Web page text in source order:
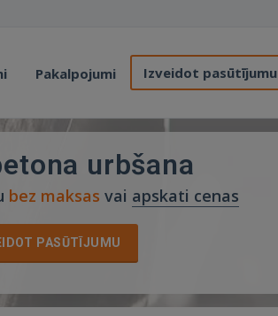
Pakalpojumi Izveidot pasūtījumu
urbšana
bez maksas vai apskati cenas
PASŪTĪJUMU